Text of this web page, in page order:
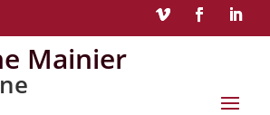
Mainier